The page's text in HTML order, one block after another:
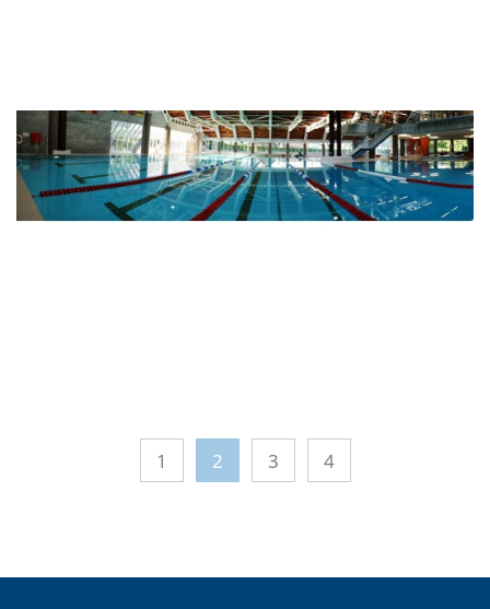
1 2 3 4